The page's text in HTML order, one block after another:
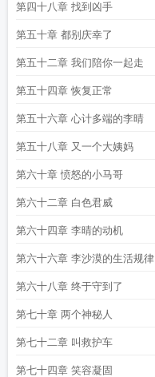
第四十八章 找到凶手
第五十章 都别庆幸了
第五十二章 我们陪你一起走
第五十四章 恢复正常
第五十六章 心计多端的李晴
第五十八章 又一个大姨妈
第六十章 愤怒的小马哥
第六十二章 白色君威
第六十四章 李晴的动机
第六十六章 李沙漠的生活规律
第六十八章 终于守到了
第七十章 两个神秘人
第七十二章 叫救护车
第七十四章 笑容凝固